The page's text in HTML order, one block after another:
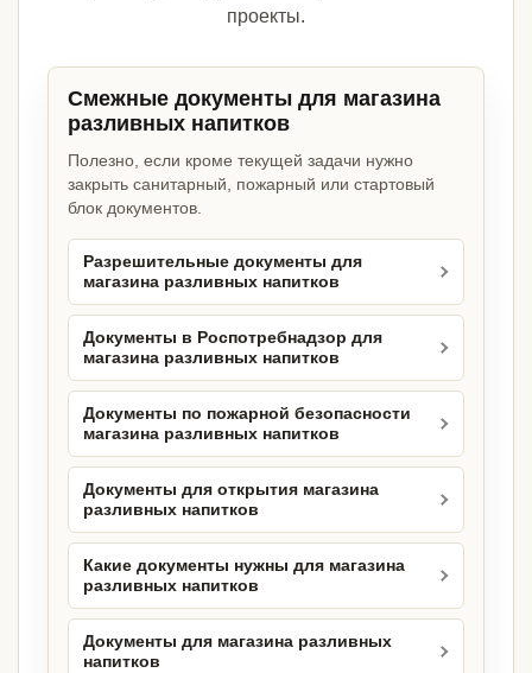
проекты.
Смежные документы для магазина
разливных напитков
Полезно, если кроме текущей задачи нужно
закрыть санитарный, пожарный или стартовый
блок документов.
Разрешительные документы для
магазина разливных напитков
Документы в Роспотребнадзор для
магазина разливных напитков
Документы по пожарной безопасности
магазина разливных напитков
Документы для открытия магазина
разливных напитков
Какие документы нужны для магазина
разливных напитков
Документы для магазина разливных
напитков